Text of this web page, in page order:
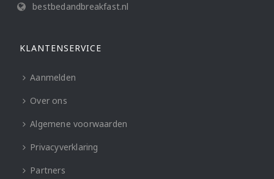
bestbedandbreakfast.nl
KLANTENSERVICE
Aanmelden
Over ons
Algemene voorwaarden
Privacyverklaring
Partners